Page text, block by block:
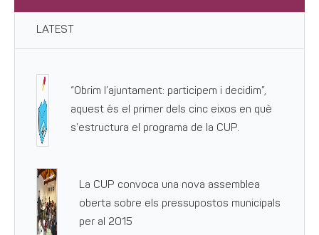
LATEST
“Obrim l’ajuntament: participem i decidim”,
aquest és el primer dels cinc eixos en què
s’estructura el programa de la CUP.
La CUP convoca una nova assemblea
oberta sobre els pressupostos municipals
per al 2015